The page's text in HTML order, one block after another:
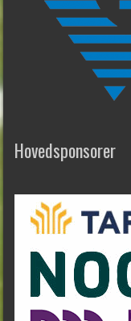
Hovedsponsorer